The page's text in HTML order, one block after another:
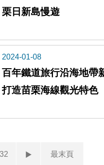
栗日新島慢遊
2024-01-08
百年鐵道旅行沿海地帶
打造苗栗海線觀光特色
32 最末頁